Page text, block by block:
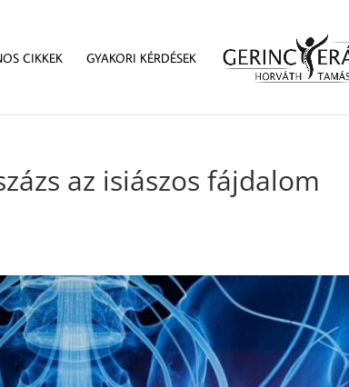
CIKKEK GYAKORI KÉRDÉSEK
az isiászos fájdalom